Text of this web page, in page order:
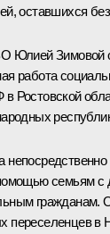
оставшихся
Юлией Зимовой
работа
Ростовской
семьям с
гражданам.
переселенцев в